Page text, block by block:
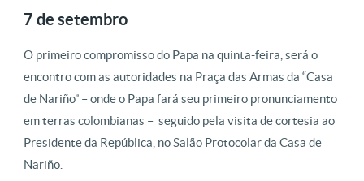
7 de setembro
O primeiro compromisso do Papa na quinta-feira, será o
encontro com as autoridades na Praça das Armas da “Casa
de Nariño” – onde o Papa fará seu primeiro pronunciamento
em terras colombianas – seguido pela visita de cortesia ao
Presidente da República, no Salão Protocolar da Casa de
Nariño.